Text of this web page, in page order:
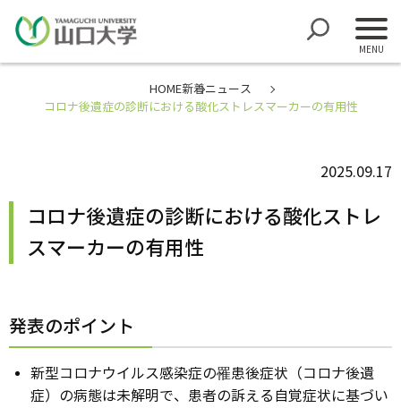
HOME新着ニュース
コロナ後遺症の診断における酸化ストレスマーカーの有用性
2025.09.17
コロナ後遺症の診断における酸化ストレ
スマーカーの有用性
発表のポイント
新型コロナウイルス感染症の罹患後症状（コロナ後遺
症）の病態は未解明で、患者の訴える自覚症状に基づい